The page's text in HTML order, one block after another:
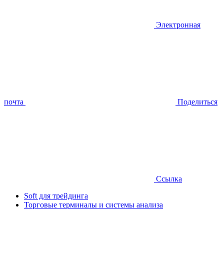
Электронная
почта Поделиться
Ссылка
Soft для трейдинга
Торговые терминалы и системы анализа